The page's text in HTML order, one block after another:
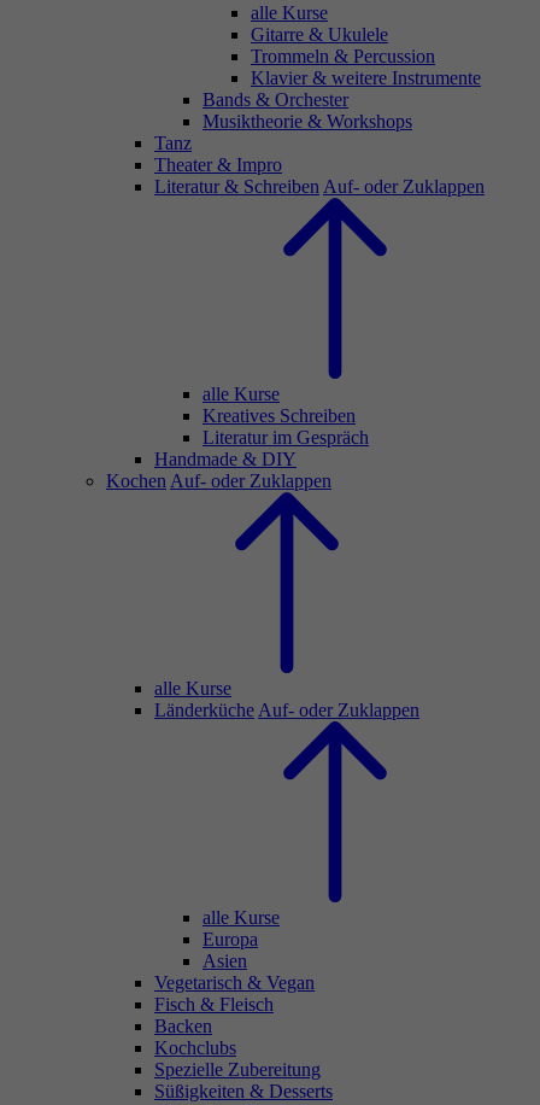
alle Kurse
Gitarre & Ukulele
Trommeln & Percussion
Klavier & weitere Instrumente
Bands & Orchester
Musiktheorie & Workshops
Tanz
Theater & Impro
Literatur & Schreiben Auf- oder Zuklappen
alle Kurse
Kreatives Schreiben
Literatur im Gespräch
Handmade & DIY
Kochen Auf- oder Zuklappen
alle Kurse
Länderküche Auf- oder Zuklappen
alle Kurse
Europa
Asien
Vegetarisch & Vegan
Fisch & Fleisch
Backen
Kochclubs
Spezielle Zubereitung
Süßigkeiten & Desserts